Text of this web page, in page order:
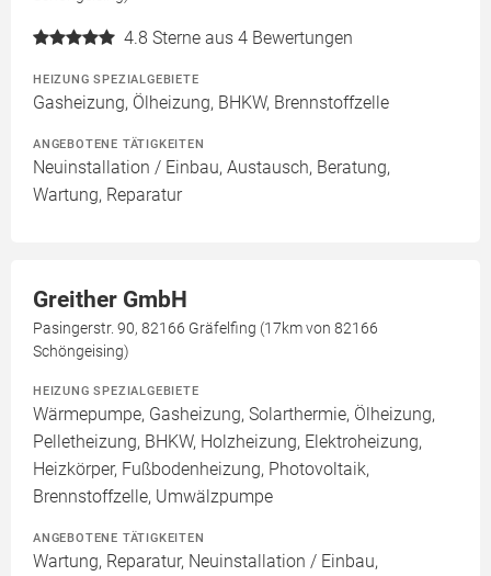
4.8 Sterne aus 4 Bewertungen
HEIZUNG SPEZIALGEBIETE
Gasheizung, Ölheizung, BHKW, Brennstoffzelle
ANGEBOTENE TÄTIGKEITEN
Neuinstallation / Einbau, Austausch, Beratung,
Wartung, Reparatur
Greither GmbH
Pasingerstr. 90, 82166 Gräfelfing (17km von 82166
Schöngeising)
HEIZUNG SPEZIALGEBIETE
Wärmepumpe, Gasheizung, Solarthermie, Ölheizung,
Pelletheizung, BHKW, Holzheizung, Elektroheizung,
Heizkörper, Fußbodenheizung, Photovoltaik,
Brennstoffzelle, Umwälzpumpe
ANGEBOTENE TÄTIGKEITEN
Wartung, Reparatur, Neuinstallation / Einbau,